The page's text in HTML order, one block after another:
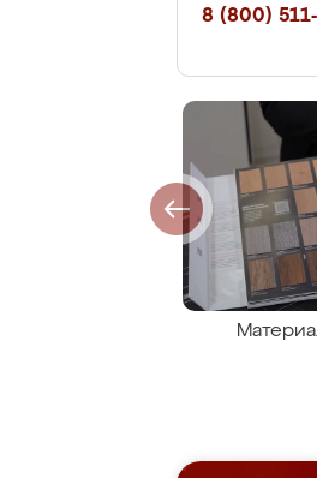
8 (800)